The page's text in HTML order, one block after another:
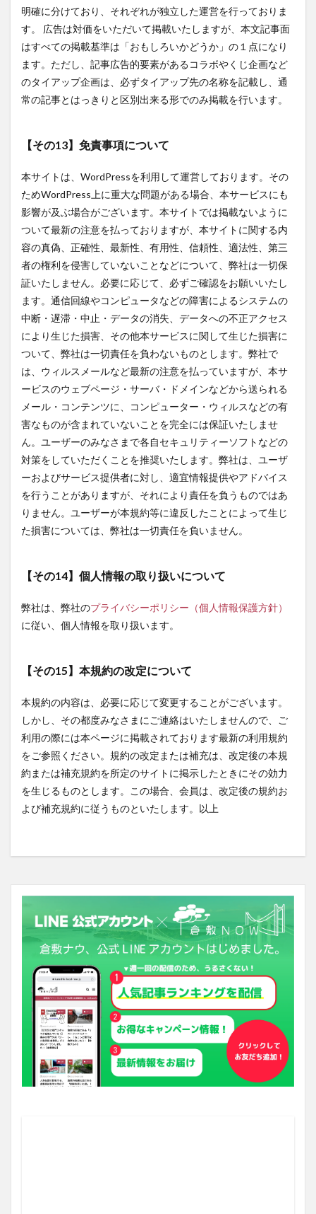
明確に分けており、それぞれが独立した運営を行っておりま
す。 広告は対価をいただいて掲載いたしますが、本文記事面
はすべての掲載基準は「おもしろいかどうか」の１点になり
ます。ただし、記事広告的要素があるコラボやくじ企画など
のタイアップ企画は、必ずタイアップ先の名称を記載し、通
常の記事とはっきりと区別出来る形でのみ掲載を行います。
【その13】免責事項について
本サイトは、WordPressを利用して運営しております。その
ためWordPress上に重大な問題がある場合、本サービスにも
影響が及ぶ場合がございます。本サイトでは掲載ないように
ついて最新の注意を払っておりますが、本サイトに関する内
容の真偽、正確性、最新性、有用性、信頼性、適法性、第三
者の権利を侵害していないことなどについて、弊社は一切保
証いたしません。必要に応じて、必ずご確認をお願いいたし
ます。通信回線やコンピュータなどの障害によるシステムの
中断・遅滞・中止・データの消失、データへの不正アクセス
により生じた損害、その他本サービスに関して生じた損害に
ついて、弊社は一切責任を負わないものとします。弊社で
は、ウィルスメールなど最新の注意を払っていますが、本サ
ービスのウェブページ・サーバ・ドメインなどから送られる
メール・コンテンツに、コンピューター・ウィルスなどの有
害なものが含まれていないことを完全には保証いたしませ
ん。ユーザーのみなさまで各自セキュリティーソフトなどの
対策をしていただくことを推奨いたします。弊社は、ユーザ
ーおよびサービス提供者に対し、適宜情報提供やアドバイス
を行うことがありますが、それにより責任を負うものではあ
りません。ユーザーが本規約等に違反したことによって生じ
た損害については、弊社は一切責任を負いません。
【その14】個人情報の取り扱いについて
弊社は、弊社のプライバシーポリシー（個人情報保護方針）
に従い、個人情報を取り扱います。
【その15】本規約の改定について
本規約の内容は、必要に応じて変更することがございます。
しかし、その都度みなさまにご連絡はいたしませんので、ご
利用の際には本ページに掲載されております最新の利用規約
をご参照ください。規約の改定または補充は、改定後の本規
約または補充規約を所定のサイトに掲示したときにその効力
を生じるものとします。この場合、会員は、改定後の規約お
よび補充規約に従うものといたします。以上